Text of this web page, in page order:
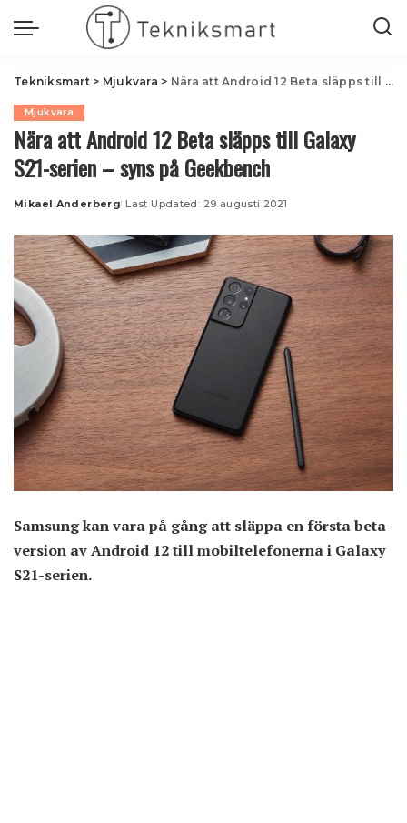
Tekniksmart> Mjukvara > Nära att Android 12 Beta släpps till Galaxy S21-serien – syns på Geekbench
Mjukvara
Nära att Android 12 Beta släpps till Galaxy
S21-serien – syns på Geekbench
Posted
Mikael Anderberg Last Updated: 29 augusti 2021
Samsung kan vara på gång att släppa en första beta-
version av Android 12 till mobiltelefonerna i Galaxy
S21-serien.